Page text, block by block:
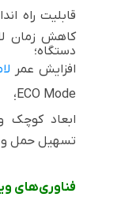
قابلیت راه
کاهش زمان
دستگاه؛
افزایش عمر
ECO Mode؛
ابعاد
تسهیل حمل و
فناوری‌های